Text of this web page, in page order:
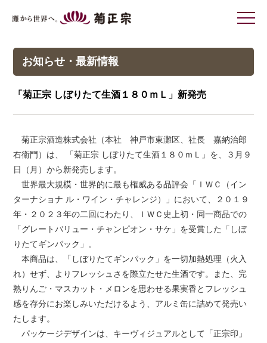
お知らせ・最新情報
「菊正宗 しぼりたて生酒１８０ｍＬ」新発売
菊正宗酒造株式会社（本社 神戸市東灘区、社長 嘉納治郎
右衞門）は、 「菊正宗 しぼりたて生酒１８０ｍＬ」を、３月９
日（月）から新発売します。
世界最大規模・世界的に最も権威ある品評会「ＩＷＣ（イン
ターナショナ ル・ワイン・チャレンジ）」において、２０１９
年・２０２３年の二回にわたり、ＩＷＣ史上初・同一商品での
「グレートバリュー・チャンピオン・サケ」を受賞した「しぼ
りたてギンパック」。
本商品は、「しぼりたてギンパック」を一切加熱処理（火入
れ）せず、よりフレッシュさを際立たせた生酒です。また、完
熟りんご・マスカット・メロンを思わせる果実香とフレッシュ
感を存分にお楽しみいただけるよう、アルミ缶に詰めて発売い
たします。
パッケージデザインは、キーヴィジュアルとして「正宗印」